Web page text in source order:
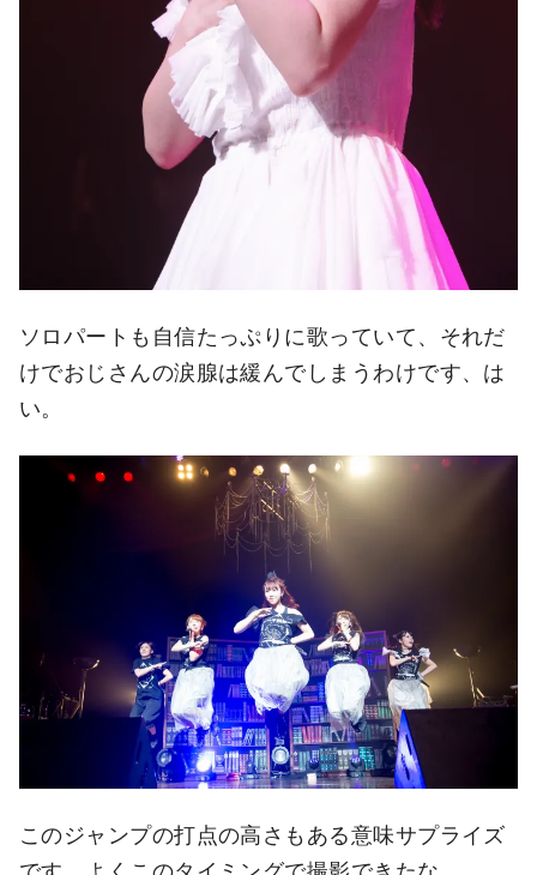
ソロパートも自信たっぷりに歌っていて、それだ
けでおじさんの涙腺は緩んでしまうわけです、は
い。
このジャンプの打点の高さもある意味サプライズ